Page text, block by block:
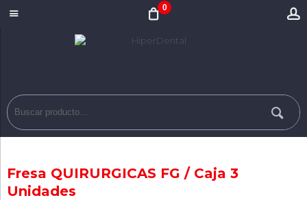
0
Fresa QUIRURGICAS FG / Caja 3
Unidades